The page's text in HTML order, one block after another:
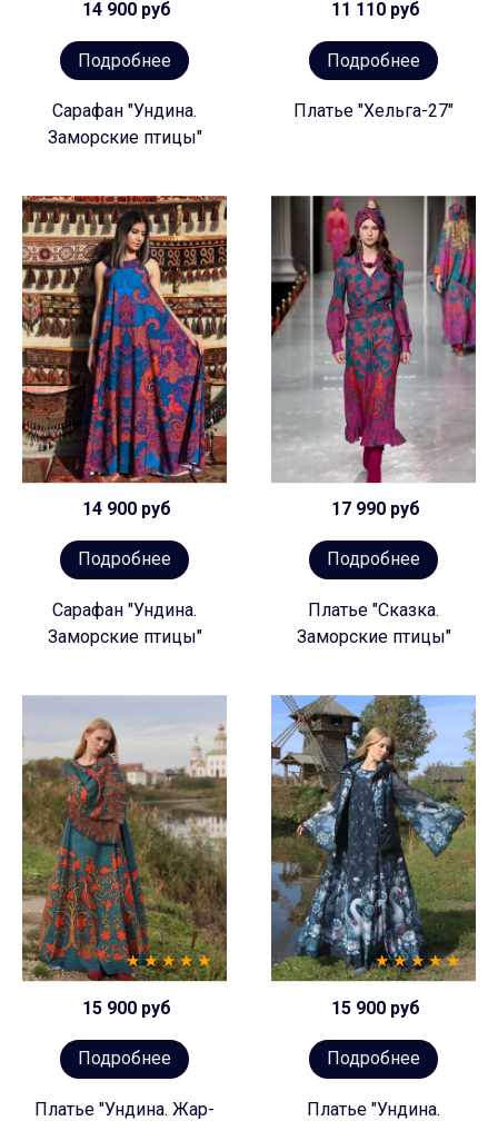
14 900 руб
Подробнее
Сарафан "Ундина.
Заморские птицы"
11 110 руб
Подробнее
Платье "Хельга-27"
14 900 руб
Подробнее
Сарафан "Ундина.
Заморские птицы"
17 990 руб
Подробнее
Платье "Сказка.
Заморские птицы"
15 900 руб
Подробнее
Платье "Ундина. Жар-
15 900 руб
Подробнее
Платье "Ундина.